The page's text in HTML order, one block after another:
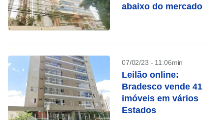
abaixo do mercado
07/02/23 - 11:06min
Leilão online:
Bradesco vende 41
imóveis em vários
Estados